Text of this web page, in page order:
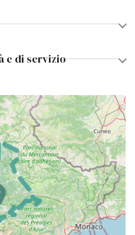
e di servizio